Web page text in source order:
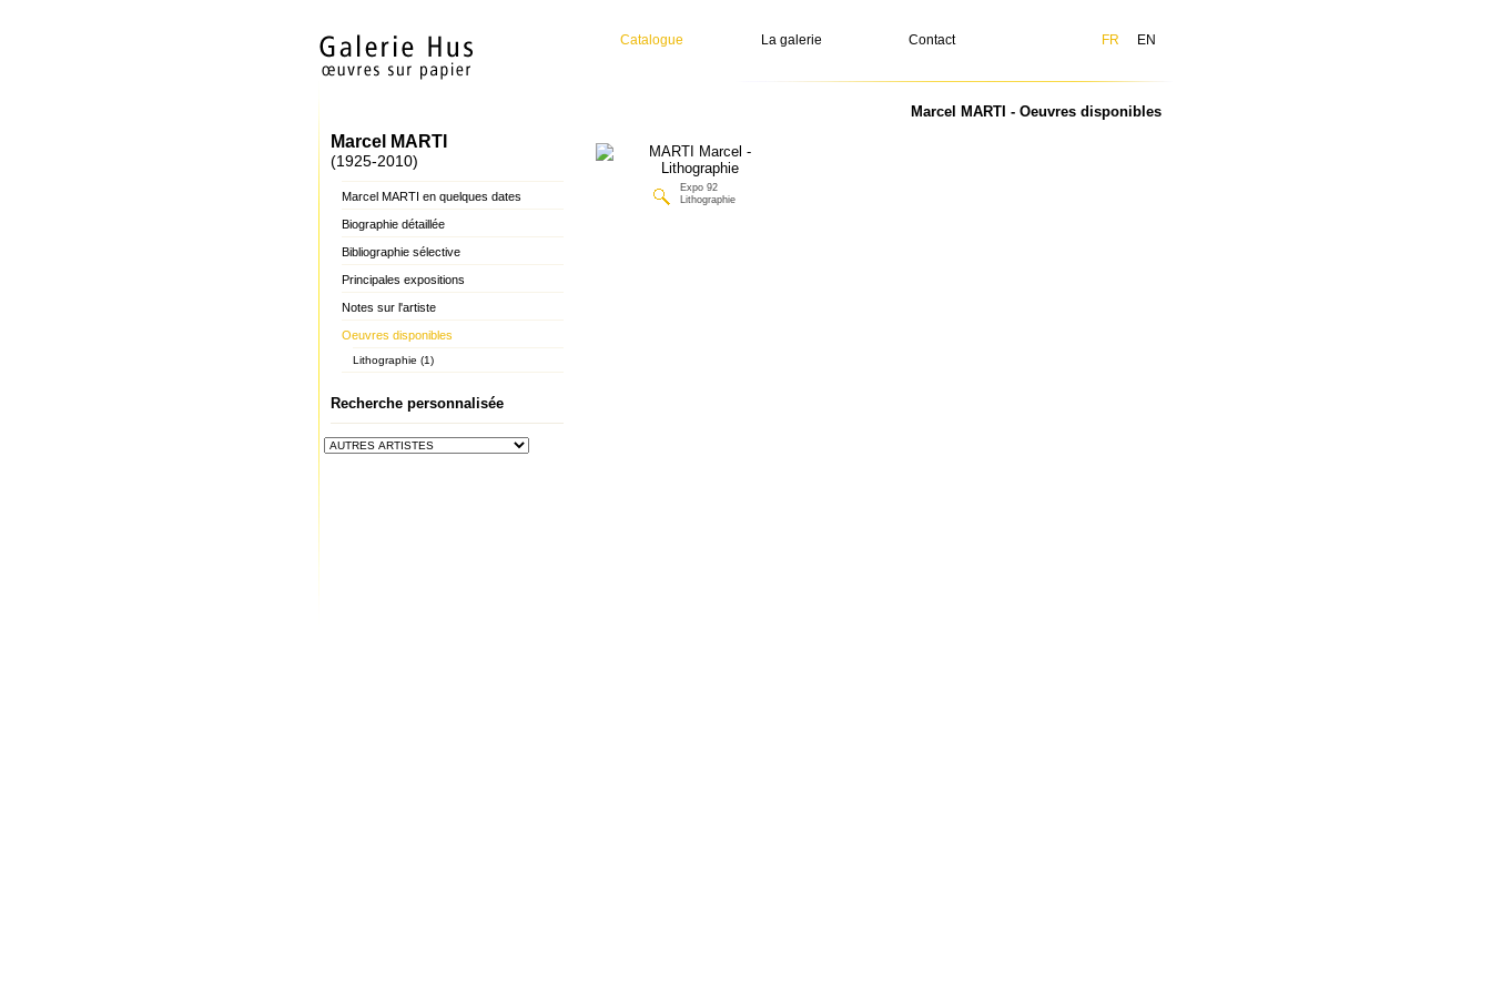
Catalogue La galerie Contact FR EN
Marcel MARTI
(1925-2010)
Marcel MARTI en quelques dates
Biographie détaillée
Bibliographie sélective
Principales expositions
Notes sur l'artiste
Oeuvres disponibles
Lithographie (1)
Recherche personnalisée
Marcel MARTI - Oeuvres disponibles
Expo 92
Lithographie